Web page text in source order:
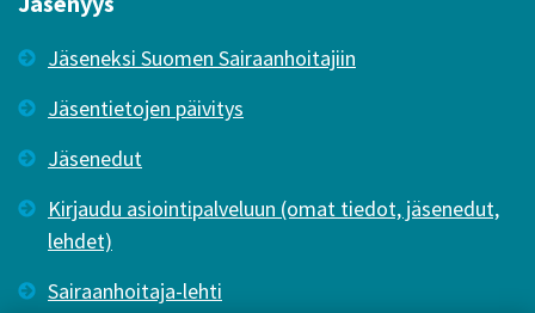
Jäseneksi Suomen Sairaanhoitajiin
Jäsentietojen päivitys
Jäsenedut
Kirjaudu asiointipalveluun (omat tiedot, jäsenedut,
lehdet)
Sairaanhoitaja-lehti